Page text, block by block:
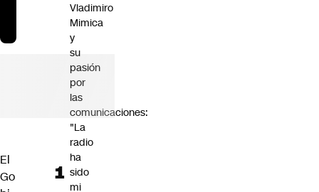
El
Go
Vladimiro
Mimica
y
su
pasión
por
las
comunicaciones:
"La
radio
ha
sido
mi